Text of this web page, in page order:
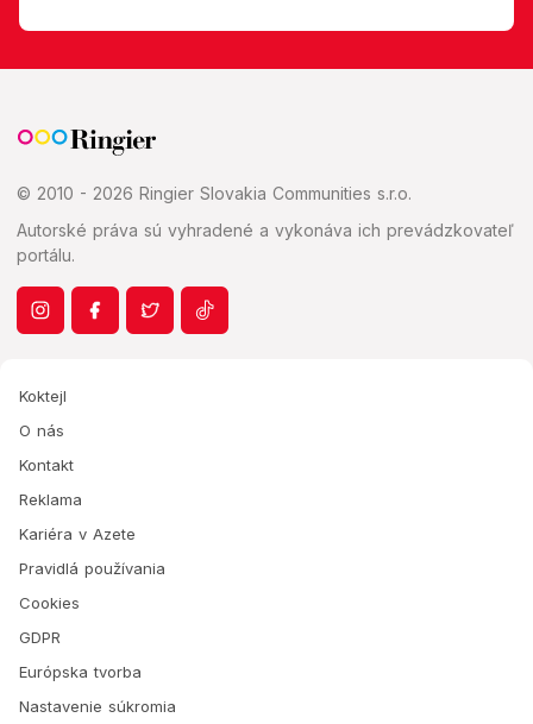
© 2010 - 2026 Ringier Slovakia Communities s.r.o.
Autorské práva sú vyhradené a vykonáva ich prevádzkovateľ
portálu.
Koktejl
O nás
Kontakt
Reklama
Kariéra v Azete
Pravidlá používania
Cookies
GDPR
Európska tvorba
Nastavenie súkromia